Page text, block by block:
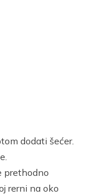
dodati šećer.
prethodno
rerni na oko